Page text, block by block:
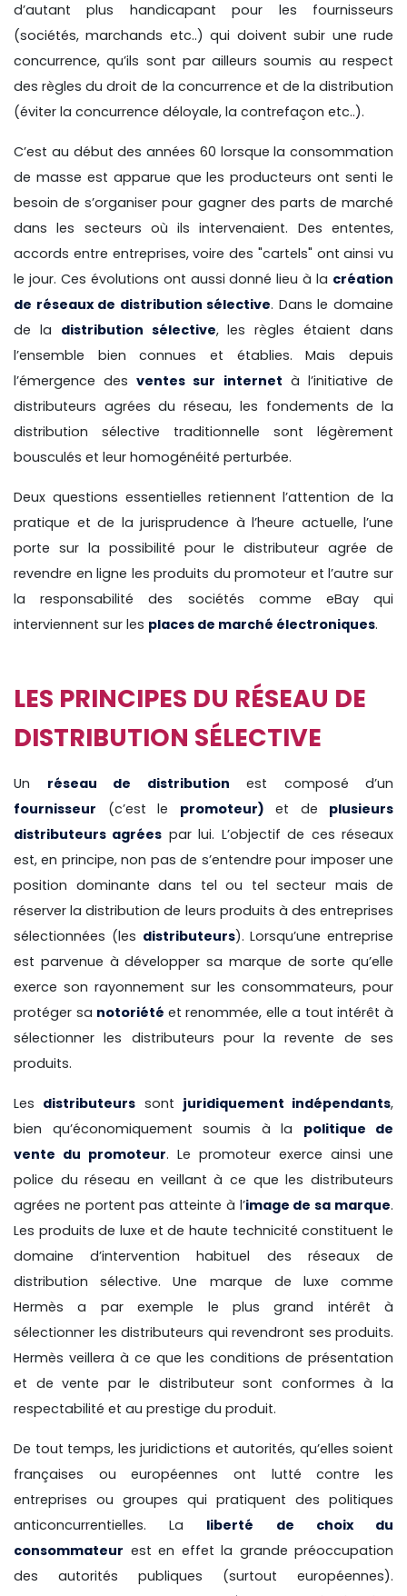
d’autant plus handicapant pour les fournisseurs
(sociétés, marchands etc..) qui doivent subir une rude
concurrence, qu’ils sont par ailleurs soumis au respect
des règles du droit de la concurrence et de la distribution
(éviter la concurrence déloyale, la contrefaçon etc..).
C’est au début des années 60 lorsque la consommation
de masse est apparue que les producteurs ont senti le
besoin de s’organiser pour gagner des parts de marché
dans les secteurs où ils intervenaient. Des ententes,
accords entre entreprises, voire des "cartels" ont ainsi vu
le jour. Ces évolutions ont aussi donné lieu à la création
de réseaux de distribution sélective. Dans le domaine
de la distribution sélective, les règles étaient dans
l’ensemble bien connues et établies. Mais depuis
l’émergence desventes sur internet à l’initiative de
distributeurs agrées du réseau, les fondements de la
distribution sélective traditionnelle sont légèrement
bousculés et leur homogénéité perturbée.
Deux questions essentielles retiennent l’attention de la
pratique et de la jurisprudence à l’heure actuelle, l’une
porte sur la possibilité pour le distributeur agrée de
revendre en ligne les produits du promoteur et l’autre sur
la responsabilité des sociétés comme eBay qui
interviennent sur les places de marché électroniques.
LES PRINCIPES DU RÉSEAU DE
DISTRIBUTION SÉLECTIVE
Un réseau de distribution est composé d’un
fournisseur (c’est le promoteur) et de plusieurs
distributeurs agrées par lui. L’objectif de ces réseaux
est, en principe, non pas de s’entendre pour imposer une
position dominante dans tel ou tel secteur mais de
réserver la distribution de leurs produits à des entreprises
sélectionnées (les distributeurs). Lorsqu’une entreprise
est parvenue à développer sa marque de sorte qu’elle
exerce son rayonnement sur les consommateurs, pour
protéger sa notoriété et renommée, elle a tout intérêt à
sélectionner les distributeurs pour la revente de ses
produits.
Les distributeurs sont juridiquement indépendants,
bien qu’économiquement soumis à la politique de
vente du promoteur. Le promoteur exerce ainsi une
police du réseau en veillant à ce que les distributeurs
agrées ne portent pas atteinte à l’image de sa marque.
Les produits de luxe et de haute technicité constituent le
domaine d’intervention habituel des réseaux de
distribution sélective. Une marque de luxe comme
Hermès a par exemple le plus grand intérêt à
sélectionner les distributeurs qui revendront ses produits.
Hermès veillera à ce que les conditions de présentation
et de vente par le distributeur sont conformes à la
respectabilité et au prestige du produit.
De tout temps, les juridictions et autorités, qu’elles soient
françaises ou européennes ont lutté contre les
entreprises ou groupes qui pratiquent des politiques
anticoncurrentielles. La liberté de choix du
consommateur est en effet la grande préoccupation
des autorités publiques (surtout européennes).